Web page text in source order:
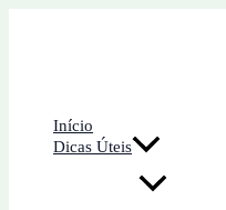
Início
Dicas Úteis